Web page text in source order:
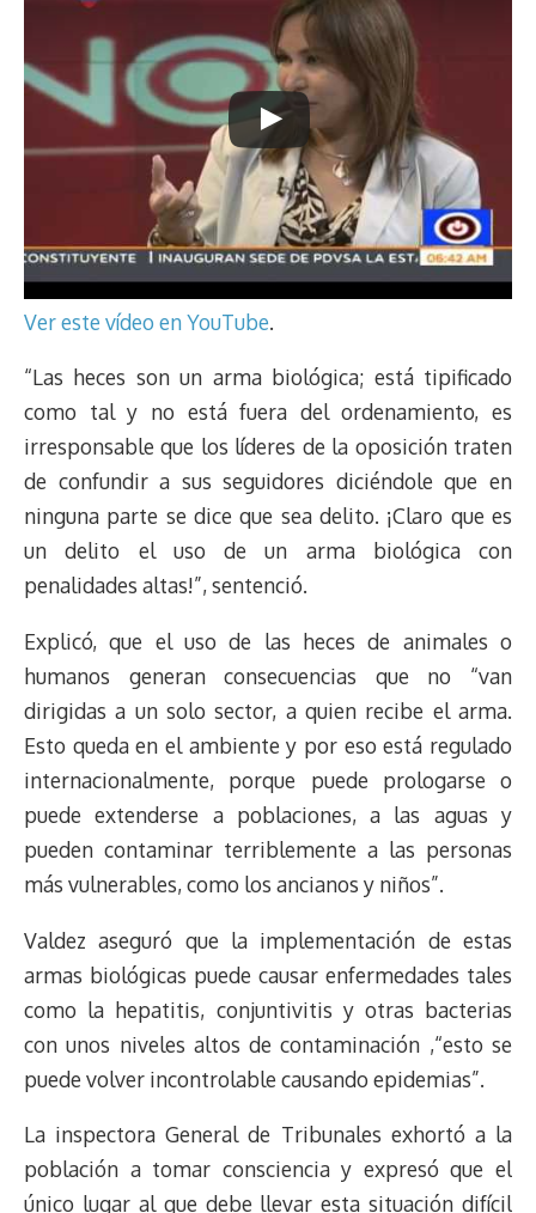
Ver este vídeo en YouTube.
“Las heces son un arma biológica; está tipificado
como tal y no está fuera del ordenamiento, es
irresponsable que los líderes de la oposición traten
de confundir a sus seguidores diciéndole que en
ninguna parte se dice que sea delito. ¡Claro que es
un delito el uso de un arma biológica con
penalidades altas!”, sentenció.
Explicó, que el uso de las heces de animales o
humanos generan consecuencias que no “van
dirigidas a un solo sector, a quien recibe el arma.
Esto queda en el ambiente y por eso está regulado
internacionalmente, porque puede prologarse o
puede extenderse a poblaciones, a las aguas y
pueden contaminar terriblemente a las personas
más vulnerables, como los ancianos y niños”.
Valdez aseguró que la implementación de estas
armas biológicas puede causar enfermedades tales
como la hepatitis, conjuntivitis y otras bacterias
con unos niveles altos de contaminación ,“esto se
puede volver incontrolable causando epidemias”.
La inspectora General de Tribunales exhortó a la
población a tomar consciencia y expresó que el
único lugar al que debe llevar esta situación difícil